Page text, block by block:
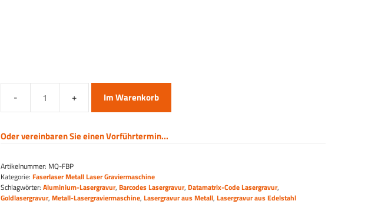
Tragbare
Lasergravurmaschine
Im Warenkorb
Oder vereinbaren Sie einen Vorführtermin...
Artikelnummer: MQ-FBP
Kategorie: Faserlaser Metall Laser Graviermaschine
Schlagwörter: Aluminium-Lasergravur, Barcodes Lasergravur, Datamatrix-Code Lasergravur,
Goldlasergravur, Metall-Lasergraviermaschine, Lasergravur aus Metall, Lasergravur aus Edelstahl